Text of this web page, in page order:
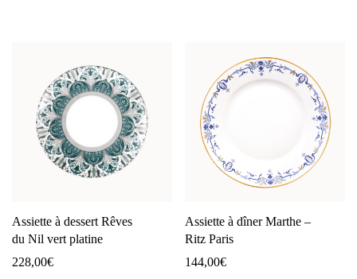
Assiette à dessert Rêves
du Nil vert platine
228,00€
Assiette à dîner Marthe –
Ritz Paris
144,00€